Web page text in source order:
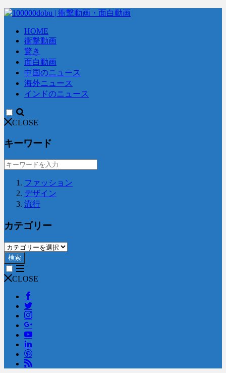
HOME
衝撃動画
驚き
面白動画
中国のニュース
海外ニュース
インドのニュース
CLOSE
キーワード
ファッション
デザイン
流行
カテゴリー
検索
CLOSE